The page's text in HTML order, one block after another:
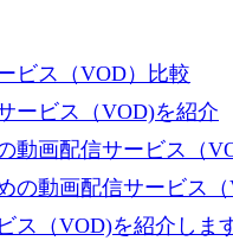
ビス（VOD）比較
ービス（VOD)を紹介
動画配信サービス（
の動画配信サービス
ス（VOD)を紹介しま